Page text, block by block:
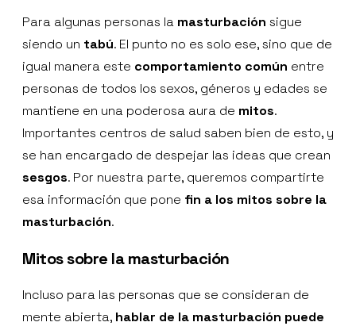
Para algunas personas la masturbación sigue
siendo un tabú. El punto no es solo ese, sino que de
igual manera este comportamiento común entre
personas de todos los sexos, géneros y edades se
mantiene en una poderosa aura de mitos.
Importantes centros de salud saben bien de esto, y
se han encargado de despejar las ideas que crean
sesgos. Por nuestra parte, queremos compartirte
esa información que pone fin a los mitos sobre la
masturbación.
Mitos sobre la masturbación
Incluso para las personas que se consideran de
mente abierta, hablar de la masturbación puede